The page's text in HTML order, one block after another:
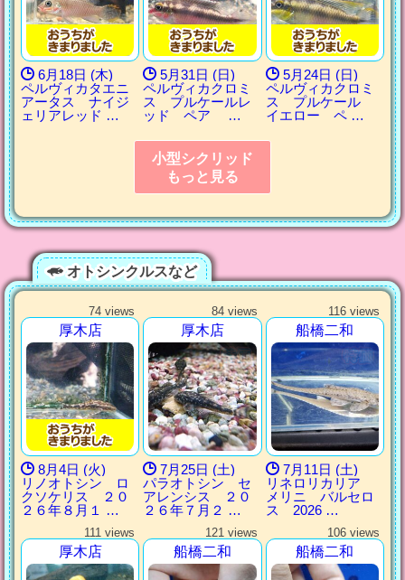
6月18日 (木)
ペルヴィカタエニ
アータス ナイジ
ェリアレッド …
5月31日 (日)
ペルヴィカクロミ
ス プルケールレ
ッド ペア …
5月24日 (日)
ペルヴィカクロミ
ス プルケール
イエロー ペ …
小型シクリッド
もっと見る
オトシンクルスなど
74 views
厚木店
8月4日 (火)
リノオトシン ロ
クソケリス ２０
２６年８月１ …
84 views
厚木店
7月25日 (土)
パラオトシン セ
アレンシス ２０
２６年７月２ …
116 views
船橋二和
7月11日 (土)
リネロリカリア
メリニ バルセロ
ス 2026 …
111 views
厚木店
121 views
船橋二和
106 views
船橋二和